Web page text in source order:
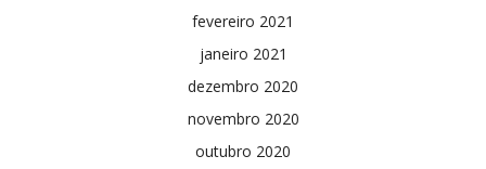
fevereiro 2021
janeiro 2021
dezembro 2020
novembro 2020
outubro 2020